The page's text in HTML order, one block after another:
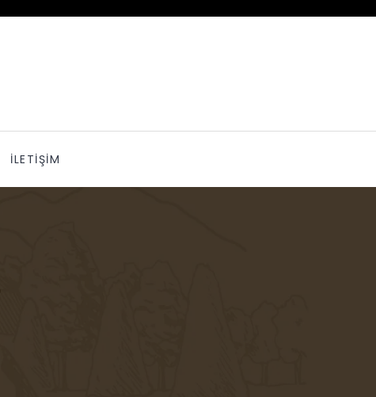
İLETİŞİM